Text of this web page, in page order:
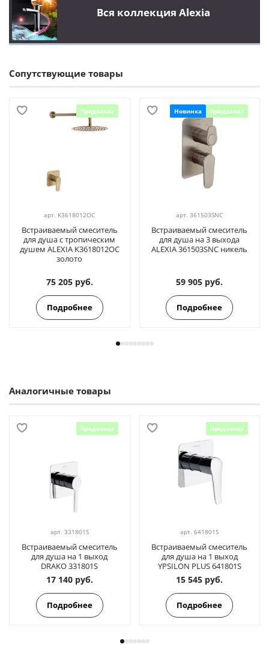
Вся коллекция Alexia
Сопутствующие товары
Предзаказ
арт. K3618012OC
Встраиваемый смеситель
для душа с тропическим
душем ALEXIA K3618012OC
золото
75 205 руб.
Подробнее
Новинка Предзаказ
арт.361503SNC
Встраиваемый смеситель
для душа на 3 выхода
ALEXIA 361503SNC никель
59 905 руб.
Подробнее
Аналогичные товары
Предзаказ
арт. 331801S
Встраиваемый смеситель
для душа на 1 выход
DRAKO 331801S
17 140 руб.
Подробнее
Предзаказ
арт.641801S
Встраиваемый смеситель
для душа на 1 выход
YPSILON PLUS 641801S
15 545 руб.
Подробнее